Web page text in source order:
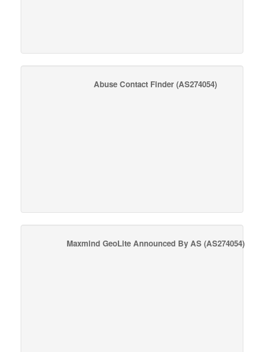
Abuse Contact Finder (AS274054)
Maxmind GeoLite Announced By AS(AS274054)